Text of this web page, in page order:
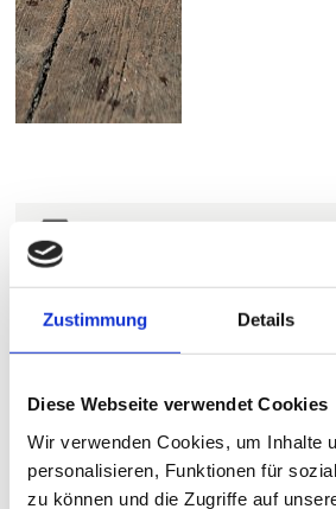
Zustimmung Details
Diese Webseite verwendet Cookies
Wir verwenden Cookies, um Inhalte
personalisieren, Funktionen für
zu können und die Zugriffe auf
Wenn der Wind weht